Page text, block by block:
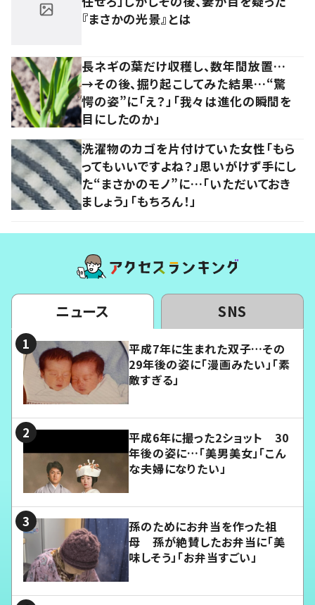
『まさかの光景』とは
長ネギの葉だけ収穫し、数年間放置…
→その後、掘り起こしてみた結果…“驚
愕の姿”に「え？」「我々は進化の瞬間を
目にしたのか」
洗濯物のカゴを片付けていた女性「もら
ってもいいですよね？」思いがけず手にし
た“まさかのモノ”に…「いただいておき
ましょう」「もちろん！」
ニュース SNS
平成7年に生まれた双子…その
29年後の姿に「漫画みたい」「素
敵すぎる」
平成6年に撮った2ショット 30
年後の姿に…「美男美女」「こん
な夫婦になりたい」
孫のためにお弁当を作った祖
母 孫が絶賛したお弁当に「美
味しそう」「お弁当すごい」